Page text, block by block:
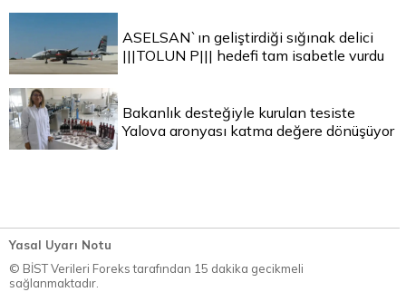
ASELSAN`ın geliştirdiği sığınak delici
|||TOLUN P||| hedefi tam isabetle vurdu
Bakanlık desteğiyle kurulan tesiste
Yalova aronyası katma değere dönüşüyor
Yasal Uyarı Notu
© BİST Verileri Foreks tarafından 15 dakika gecikmeli
sağlanmaktadır.